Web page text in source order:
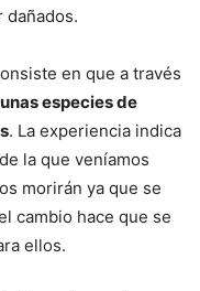
en que a través
especies de
. La experiencia indica
la que veníamos
morirán ya que se
cambio hace que se
ellos.